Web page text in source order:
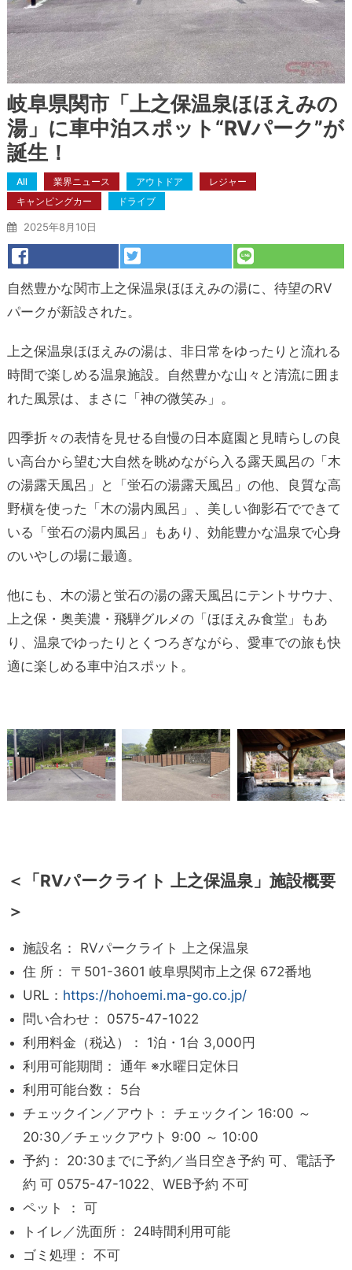
岐阜県関市「上之保温泉ほほえみの
湯」に車中泊スポット“RVパーク”が
誕生！
All 業界ニュース アウトドア
レジャー
キャンピングカー
ドライブ
2025年8月10日
自然豊かな関市上之保温泉ほほえみの湯に、待望のRV
パークが新設された。
上之保温泉ほほえみの湯は、非日常をゆったりと流れる
時間で楽しめる温泉施設。自然豊かな山々と清流に囲ま
れた風景は、まさに「神の微笑み」。
四季折々の表情を見せる自慢の日本庭園と見晴らしの良
い高台から望む大自然を眺めながら入る露天風呂の「木
の湯露天風呂」と「蛍石の湯露天風呂」の他、良質な高
野槇を使った「木の湯内風呂」、美しい御影石でできて
いる「蛍石の湯内風呂」もあり、効能豊かな温泉で心身
のいやしの場に最適。
他にも、木の湯と蛍石の湯の露天風呂にテントサウナ、
上之保・奥美濃・飛騨グルメの「ほほえみ食堂」もあ
り、温泉でゆったりとくつろぎながら、愛車での旅も快
適に楽しめる車中泊スポット。
＜「RVパークライト 上之保温泉」施設概要
＞
施設名： RVパークライト 上之保温泉
住 所： 〒501-3601 岐阜県関市上之保 672番地
URL： https://hohoemi.ma-go.co.jp/
問い合わせ： 0575-47-1022
利用料金（税込）： 1泊・1台 3,000円
利用可能期間： 通年 ※水曜日定休日
利用可能台数： 5台
チェックイン／アウト： チェックイン 16:00 ～
20:30／チェックアウト 9:00 ～ 10:00
予約： 20:30までに予約／当日空き予約 可、電話予
約 可 0575-47-1022、WEB予約 不可
ペット ： 可
トイレ／洗面所： 24時間利用可能
ゴミ処理： 不可